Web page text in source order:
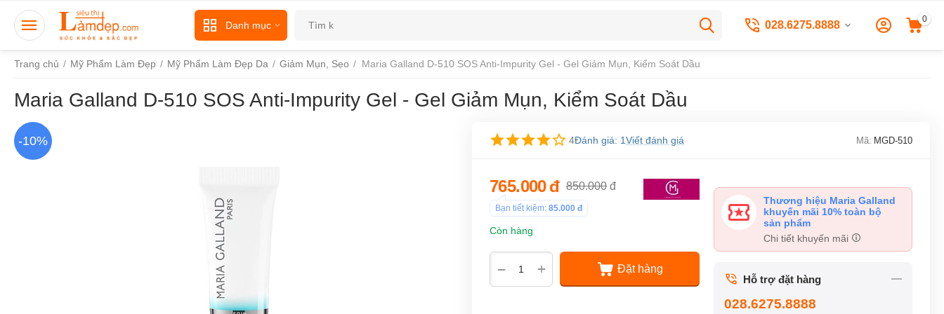
Danh mục 028.6275.8888 0
Trang chủ / Mỹ Phẩm Làm Đẹp / Mỹ Phẩm Làm Đẹp Da / Giảm Mụn, Sẹo / Maria Galland D-510 SOS Anti-Impurity Gel - Gel Giảm Mụn, Kiểm Soát Dầu
Maria Galland D-510 SOS Anti-Impurity Gel - Gel Giảm Mụn, Kiểm Soát Dầu
-10%
4Đánh giá: 1Viết đánh giá Mã: MGD-510
765.000đ 850.000 đ
Bạn tiết kiệm: 85.000 đ
Còn hàng
+
− Đặt hàng
Thương hiệu Maria Galland
khuyến mãi 10% toàn bộ
sản phẩm
Chi tiết khuyến mãi
Hỗ trợ đặt hàng
028.6275.8888